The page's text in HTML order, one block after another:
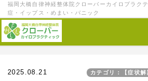
福岡大橋自律神経整体院クローバーカイロプラク
症・イップス・めまい・パニック
2025.08.21 カテゴリ：【症状